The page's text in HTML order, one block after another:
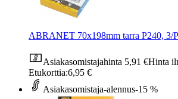
ABRANET 70x198mm tarra P240, 3/
Asiakasomistajahinta 5,91 €Hinta
Etukorttia:6,95 €
Asiakasomistaja-alennus-15 %